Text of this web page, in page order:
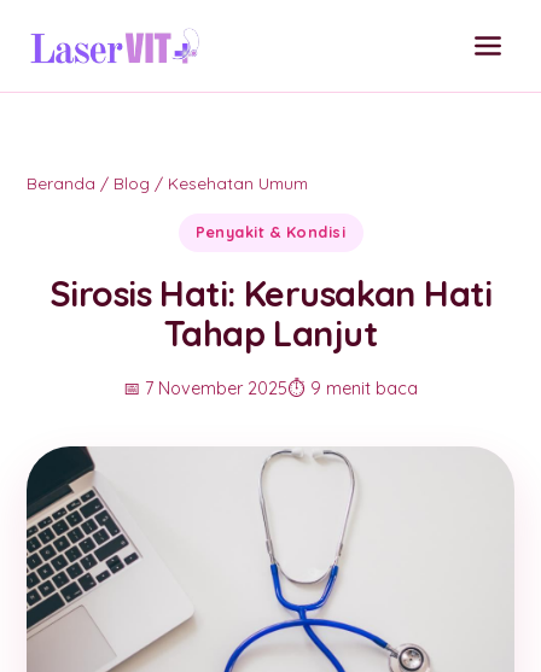
Beranda / Blog / Kesehatan Umum
Penyakit & Kondisi
Sirosis Hati: Kerusakan Hati
Tahap Lanjut
📅 7 November 2025⏱️ 9 menit baca